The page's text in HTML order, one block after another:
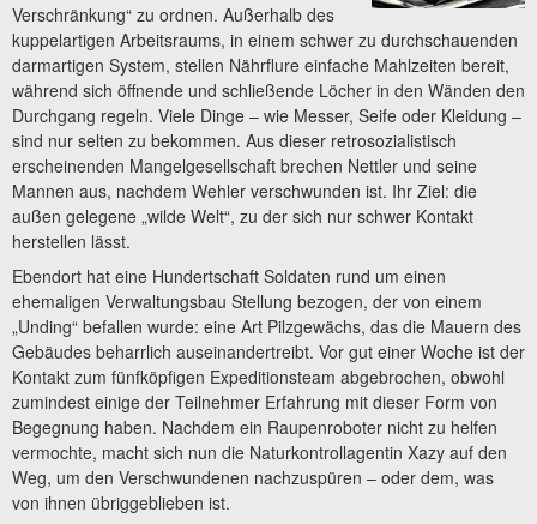
Verschränkung“ zu ordnen. Außerhalb des
kuppelartigen Arbeitsraums, in einem schwer zu durchschauenden
darmartigen System, stellen Nährflure einfache Mahlzeiten bereit,
während sich öffnende und schließende Löcher in den Wänden den
Durchgang regeln. Viele Dinge – wie Messer, Seife oder Kleidung –
sind nur selten zu bekommen. Aus dieser retrosozialistisch
erscheinenden Mangelgesellschaft brechen Nettler und seine
Mannen aus, nachdem Wehler verschwunden ist. Ihr Ziel: die
außen gelegene „wilde Welt“, zu der sich nur schwer Kontakt
herstellen lässt.
Ebendort hat eine Hundertschaft Soldaten rund um einen
ehemaligen Verwaltungsbau Stellung bezogen, der von einem
„Unding“ befallen wurde: eine Art Pilzgewächs, das die Mauern des
Gebäudes beharrlich auseinandertreibt. Vor gut einer Woche ist der
Kontakt zum fünfköpfigen Expeditionsteam abgebrochen, obwohl
zumindest einige der Teilnehmer Erfahrung mit dieser Form von
Begegnung haben. Nachdem ein Raupenroboter nicht zu helfen
vermochte, macht sich nun die Naturkontrollagentin Xazy auf den
Weg, um den Verschwundenen nachzuspüren – oder dem, was
von ihnen übriggeblieben ist.